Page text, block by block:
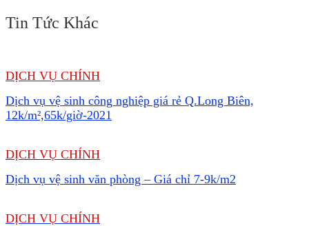
Tin Tức Khác
DỊCH VỤ CHÍNH
Dịch vụ vệ sinh công nghiệp giá rẻ Q.Long Biên,
12k/m²,65k/giờ-2021
DỊCH VỤ CHÍNH
Dịch vụ vệ sinh văn phòng – Giá chỉ 7-9k/m2
DỊCH VỤ CHÍNH